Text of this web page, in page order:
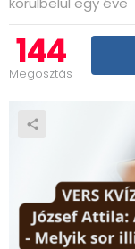
144
Megosztás